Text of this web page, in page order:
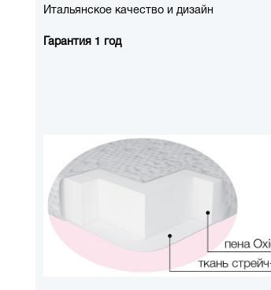
Итальянское качество и дизайн
Гарантия 1 год